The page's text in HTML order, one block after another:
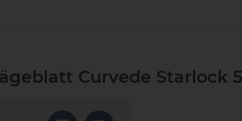
Curvede Starlock